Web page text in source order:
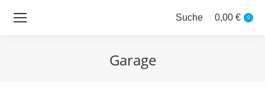
Search:
Suche 0,00 € 0
Garage